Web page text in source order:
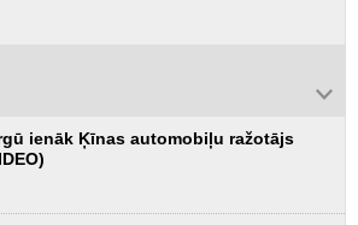
ienāk Ķīnas automobiļu ražotājs